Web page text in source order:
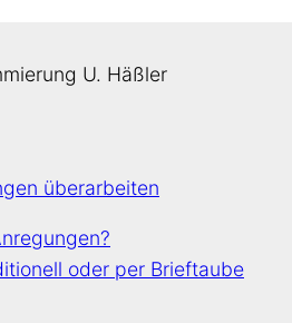
U. Häßler
überarbeiten
oder per Brieftaube